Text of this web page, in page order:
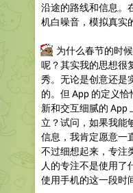
沿途的路线和信息。
机白噪音，模拟真实
为什么春节的时
呢？其实我的思想很
秀。无论是创意还是
的。但 App 的定义
新和交互细腻的 App
立？试问，如果我能
信息，我肯定愿意一
不过细想起来，专注
人的专注不是使用了
使用手机的这一段时